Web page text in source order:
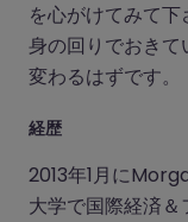
を心がけてみて
身の回りでおき
変わるはずです。
経歴
2013年1月に
大学で国際経済